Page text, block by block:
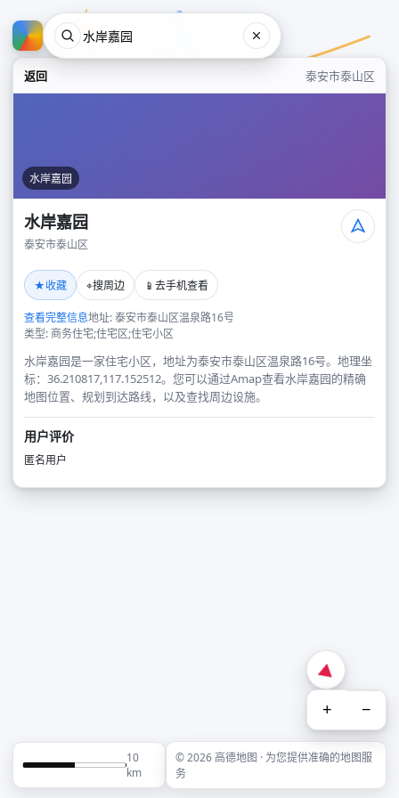
返回 泰安市泰山区
水岸嘉园
水岸嘉园
泰安市泰山区
★收藏 ⌖搜周边 📱 去手机查看
查看完整信息地址: 泰安市泰山区温泉路16号
类型: 商务住宅;住宅区;住宅小区
水岸嘉园是一家住宅小区，地址为泰安市泰山区温泉路16号。地理坐
标：36.210817,117.152512。您可以通过Amap查看水岸嘉园的精确
地图位置、规划到达路线，以及查找周边设施。
用户评价
匿名用户
+ −
10
km
© 2026 高德地图 · 为您提供准确的地图服
务